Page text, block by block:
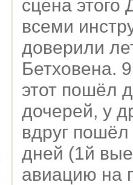
сцена этого
всеми
доверили
Бетховена.
этот пошёл
дочерей, у
вдруг
дней (1й
авиацию на